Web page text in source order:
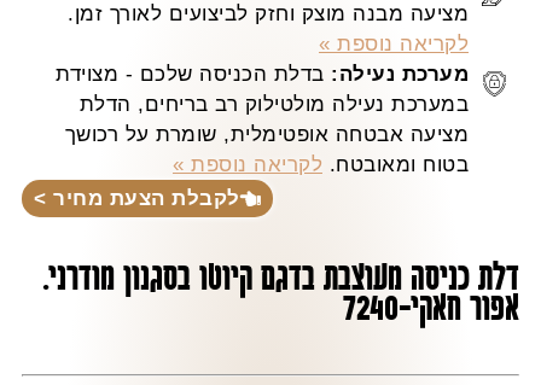
מציעה מבנה מוצק וחזק לביצועים לאורך זמן.
לקריאה נוספת »
מערכת נעילה: בדלת הכניסה שלכם - מצוידת
במערכת נעילה מולטילוק רב בריחים, הדלת
מציעה אבטחה אופטימלית, שומרת על רכושך
בטוח ומאובטח. לקריאה נוספת »
לקבלת הצעת מחיר >
דלת כניסה מעוצבת בדגם קיוטו בסגנון מודרני.
אפור חאקי-7240